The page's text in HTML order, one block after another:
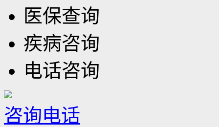
医保查询
疾病咨询
电话咨询
咨询电话